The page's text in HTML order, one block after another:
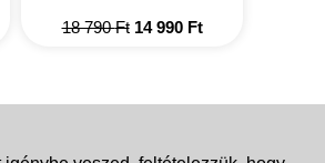
18 790Ft Original
18
14 990 FtCurrent
14